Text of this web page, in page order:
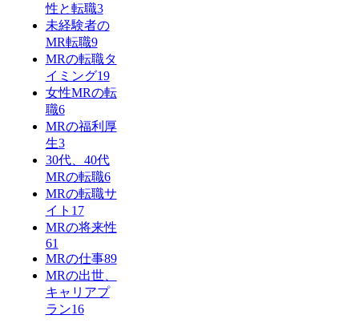
性と転職3
未経験者の
MR転職9
MRの転職タ
イミング19
女性MRの転
職6
MRの福利厚
生3
30代、40代
MRの転職6
MRの転職サ
イト 17
MRの将来性
61
MRの仕事89
MRの出世、
キャリアプ
ラン16